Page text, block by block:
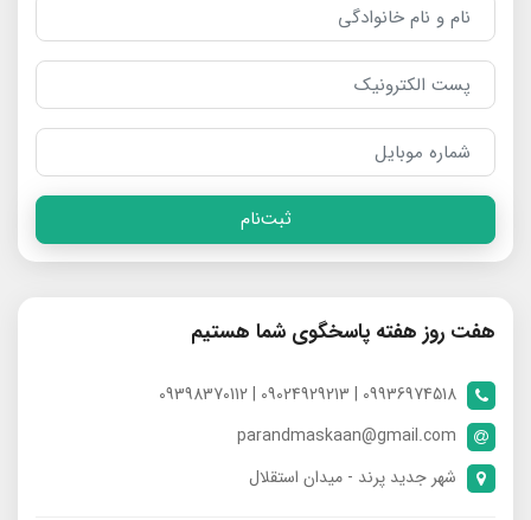
ثبت‌نام
هفت روز هفته پاسخگوی شما هستیم
09936974518 | 09024929213 | 09398370112
parandmaskaan@gmail.com
شهر جدید پرند - میدان استقلال